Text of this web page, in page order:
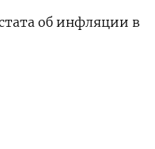
об инфляции в